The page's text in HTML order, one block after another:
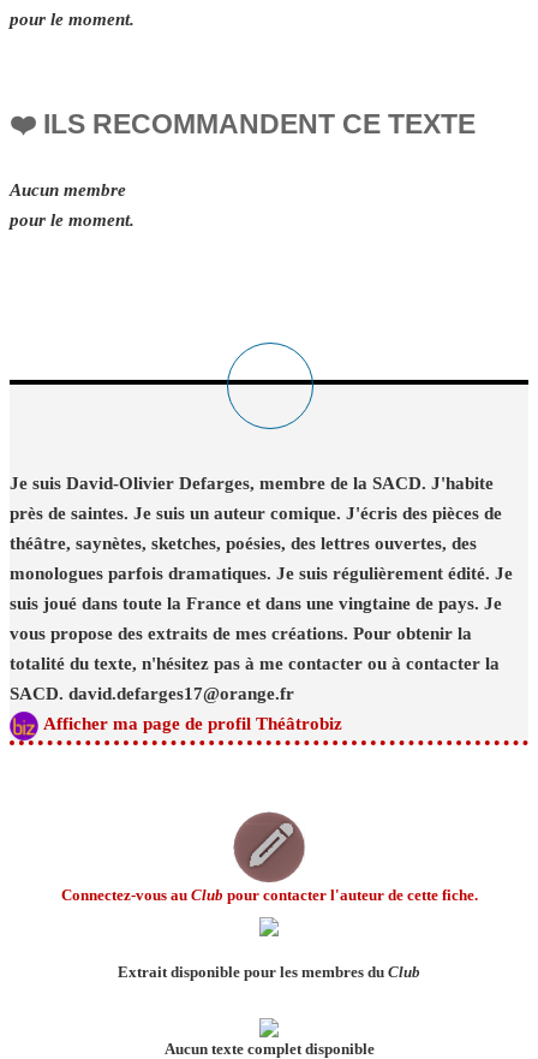
pour le moment.
❤️ ILS RECOMMANDENT CE TEXTE
Aucun membre
pour le moment.
Je suis David-Olivier Defarges, membre de la SACD. J'habite
près de saintes. Je suis un auteur comique. J'écris des pièces de
théâtre, saynètes, sketches, poésies, des lettres ouvertes, des
monologues parfois dramatiques. Je suis régulièrement édité. Je
suis joué dans toute la France et dans une vingtaine de pays. Je
vous propose des extraits de mes créations. Pour obtenir la
totalité du texte, n'hésitez pas à me contacter ou à contacter la
SACD. david.defarges17@orange.fr
Afficher ma page de profil Théâtrobiz
Connectez-vous au Club pour contacter l'auteur de cette fiche.
Extrait disponible pour les membres du Club
Aucun texte complet disponible